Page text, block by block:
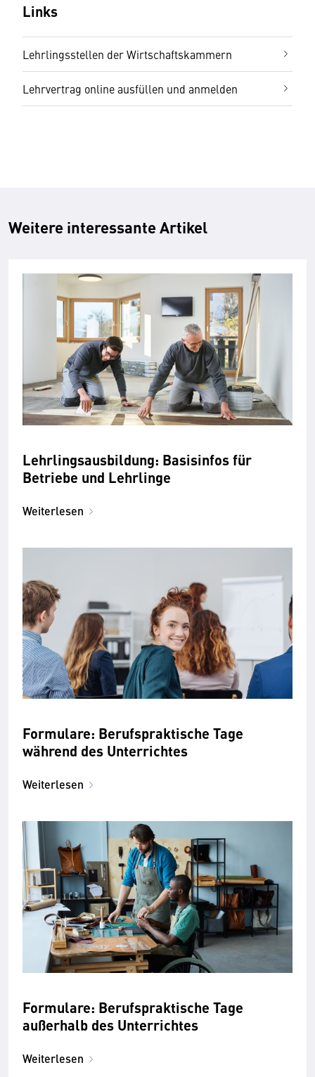
Links
Lehrlingsstellen der Wirtschaftskammern
Lehrvertrag online ausfüllen und anmelden
Weitere interessante Artikel
Lehrlingsausbildung: Basisinfos für
Betriebe und Lehrlinge
Weiterlesen
Formulare: Berufspraktische Tage
während des Unterrichtes
Weiterlesen
Formulare: Berufspraktische Tage
außerhalb des Unterrichtes
Weiterlesen